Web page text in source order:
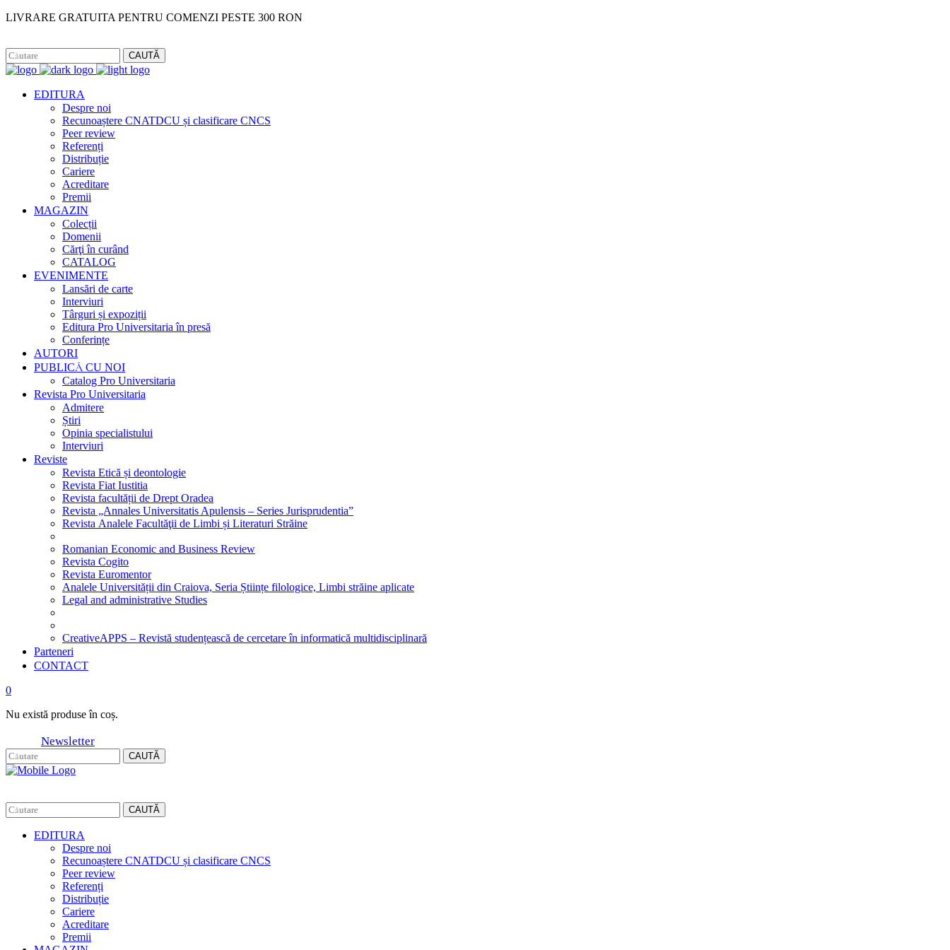
LIVRARE GRATUITA PENTRU COMENZI PESTE 300 RON
CAUTĂ
EDITURA
Despre noi
Recunoaștere CNATDCU și clasificare CNCS
Peer review
Referenți
Distribuție
Cariere
Acreditare
Premii
MAGAZIN
Colecții
Domenii
Cărţi în curând
CATALOG
EVENIMENTE
Lansări de carte
Interviuri
Târguri și expoziții
Editura Pro Universitaria în presă
Conferințe
AUTORI
PUBLICĂ CU NOI
Catalog Pro Universitaria
Revista Pro Universitaria
Admitere
Știri
Opinia specialistului
Interviuri
Reviste
Revista Etică și deontologie
Revista Fiat Iustitia
Revista facultății de Drept Oradea
Revista „Annales Universitatis Apulensis – Series Jurisprudentia”
Revista Analele Facultăţii de Limbi și Literaturi Străine
Romanian Economic and Business Review
Revista Cogito
Revista Euromentor
Analele Universității din Craiova, Seria Științe filologice, Limbi străine aplicate
Legal and administrative Studies
CreativeAPPS – Revistă studențească de cercetare în informatică multidisciplinară
Parteneri
CONTACT
0
Nu există produse în coș.
Newsletter
CAUTĂ
CAUTĂ
EDITURA
Despre noi
Recunoaștere CNATDCU și clasificare CNCS
Peer review
Referenți
Distribuție
Cariere
Acreditare
Premii